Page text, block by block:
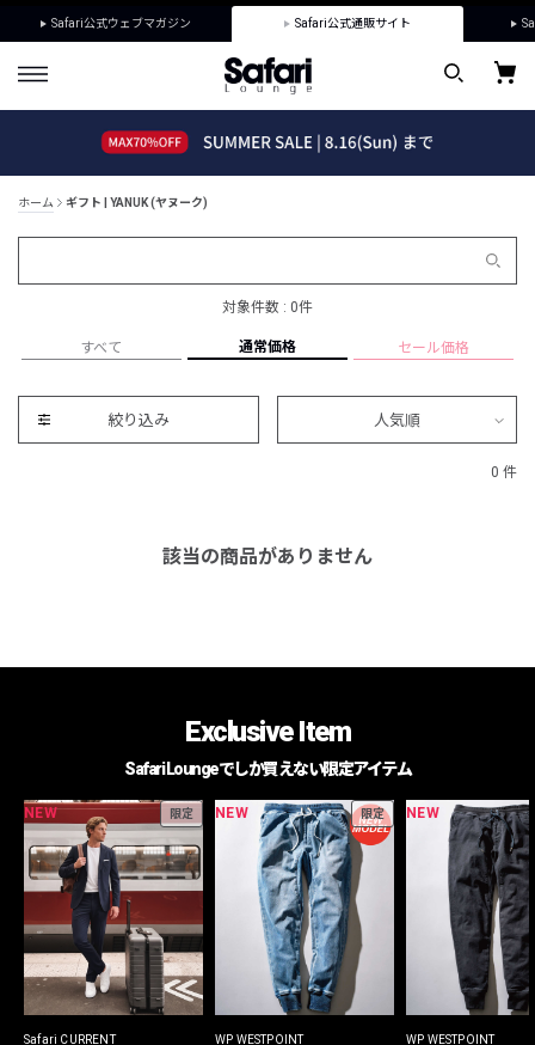
Safari公式ウェブマガジン Safari公式通販サイト
ホーム ギフト | YANUK (ヤヌーク)
対象件数 : 0件
すべて 通常価格 セール価格
絞り込み 人気順
0 件
該当の商品がありません
Exclusive Item
Safari Loungeでしか買えない限定アイテム
NEW 限定
Safari CURRENT
NEW 限定
WP WESTPOINT
NEW
WP WESTPOINT